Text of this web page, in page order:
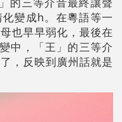
變成h。在粵語等一
也早早弱化，最後在
中，「王」的三等介
，反映到廣州話就是